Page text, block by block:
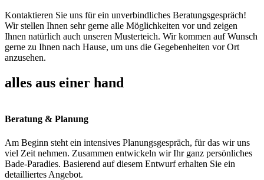
Kontaktieren Sie uns für ein unverbindliches Beratungsgespräch!
Wir stellen Ihnen sehr gerne alle Möglichkeiten vor und zeigen
Ihnen natürlich auch unseren Musterteich. Wir kommen auf Wunsch
gerne zu Ihnen nach Hause, um uns die Gegebenheiten vor Ort
anzusehen.
alles aus einer hand
Beratung & Planung
Am Beginn steht ein intensives Planungsgespräch, für das wir uns
viel Zeit nehmen. Zusammen entwickeln wir Ihr ganz persönliches
Bade-Paradies. Basierend auf diesem Entwurf erhalten Sie ein
detailliertes Angebot.